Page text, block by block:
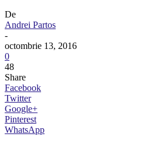
De
Andrei Partos
-
octombrie 13, 2016
0
48
Share
Facebook
Twitter
Google+
Pinterest
WhatsApp